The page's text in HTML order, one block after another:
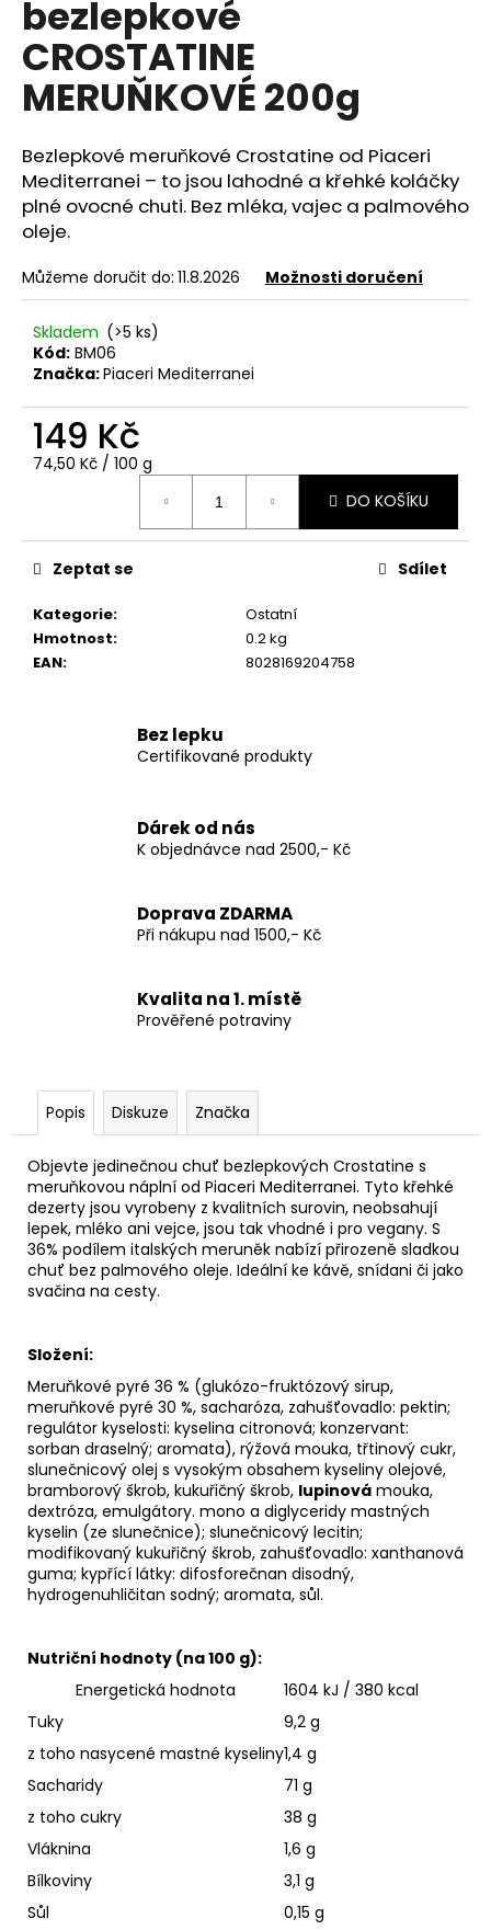
bezlepkové
CROSTATINE
MERUŇKOVÉ 200g
Bezlepkové meruňkové Crostatine od Piaceri
Mediterranei – to jsou lahodné a křehké koláčky
plné ovocné chuti. Bez mléka, vajec a palmového
oleje.
Můžeme doručit do: 11.8.2026 Možnosti doručení
Skladem (>5 ks)
Kód: BM06
Značka:Piaceri Mediterranei
149 Kč
Měrná
74,50 Kč / 100 g
DO KOŠÍKU
Kategorie:
Ostatní
Hmotnost:
0.2 kg
EAN: 8028169204758
Zeptat se Sdílet
Bez lepku
Certifikované produkty
Dárek od nás
K objednávce nad 2500,- Kč
Doprava ZDARMA
Při nákupu nad 1500,- Kč
Kvalita na 1. místě
Prověřené potraviny
Popis Diskuze Značka
Objevte jedinečnou chuť bezlepkových Crostatine s
meruňkovou náplní od Piaceri Mediterranei. Tyto křehké
dezerty jsou vyrobeny z kvalitních surovin, neobsahují
lepek, mléko ani vejce, jsou tak vhodné i pro vegany. S
36% podílem italských meruněk nabízí přirozeně sladkou
chuť bez palmového oleje. Ideální ke kávě, snídani či jako
svačina na cesty.
Složení:
Meruňkové pyré 36 % (glukózo-fruktózový sirup,
meruňkové pyré 30 %, sacharóza, zahušťovadlo: pektin;
regulátor kyselosti: kyselina citronová; konzervant:
sorban draselný; aromata), rýžová mouka, třtinový cukr,
slunečnicový olej s vysokým obsahem kyseliny olejové,
bramborový škrob, kukuřičný škrob, lupinová mouka,
dextróza, emulgátory. mono a diglyceridy mastných
kyselin (ze slunečnice); slunečnicový lecitin;
modifikovaný kukuřičný škrob, zahušťovadlo: xanthanová
guma; kypřící látky: difosforečnan disodný,
hydrogenuhličitan sodný; aromata, sůl.
Nutriční hodnoty (na 100 g):
Energetická hodnota
1604 kJ / 380 kcal
Tuky
9,2 g
z toho nasycené mastné kyseliny1,4 g
Sacharidy
71 g
z toho cukry
38 g
Vláknina
1,6 g
Bílkoviny
3,1 g
Sůl
0,15 g
e
n
a
t
?
HLEDAT
o
o
č
u
e
m
e